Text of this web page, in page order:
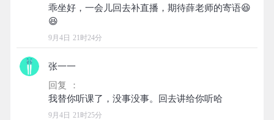
乖坐好，一会儿回去补直播，期待薛老师的寄语😆
9月4日 21时24分
张一一
回复 ：
9月4日 21时25分